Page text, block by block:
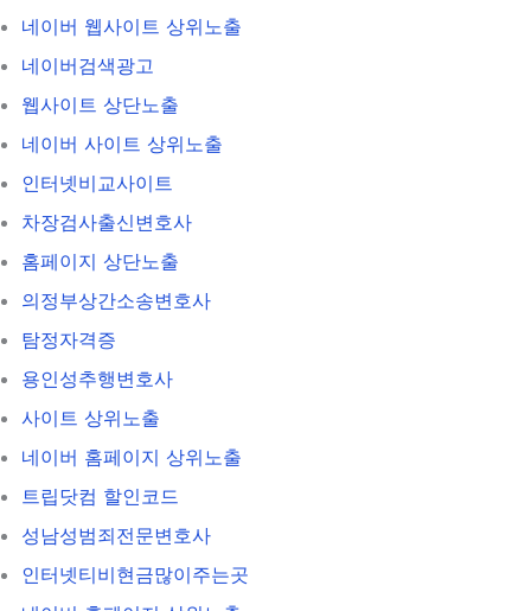
네이버 웹사이트 상위노출
네이버검색광고
웹사이트 상단노출
네이버 사이트 상위노출
인터넷비교사이트
차장검사출신변호사
홈페이지 상단노출
의정부상간소송변호사
탐정자격증
용인성추행변호사
사이트 상위노출
네이버 홈페이지 상위노출
트립닷컴 할인코드
성남성범죄전문변호사
인터넷티비현금많이주는곳